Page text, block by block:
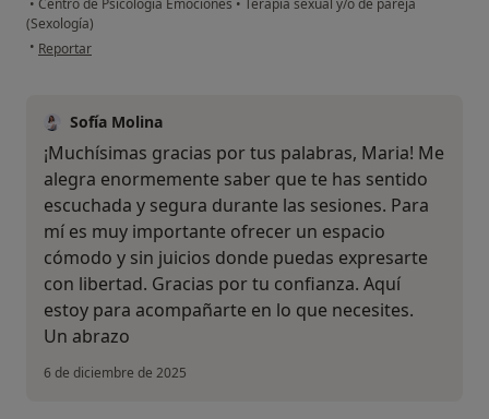
• Centro de Psicología Emociones • Terapia sexual y/o de pareja
(Sexología)
• en opinión del usuario Maria
Reportar
Sofía Molina
¡Muchísimas gracias por tus palabras, Maria! Me
alegra enormemente saber que te has sentido
escuchada y segura durante las sesiones. Para
mí es muy importante ofrecer un espacio
cómodo y sin juicios donde puedas expresarte
con libertad. Gracias por tu confianza. Aquí
estoy para acompañarte en lo que necesites.
Un abrazo
6 de diciembre de 2025